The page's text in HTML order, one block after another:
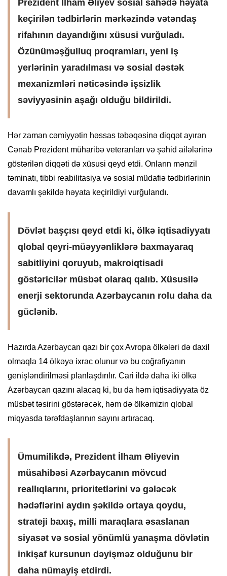
Prezident İlham Əliyev sosial sahədə həyata
keçirilən tədbirlərin mərkəzində vətəndaş
rifahının dayandığını xüsusi vurğuladı.
Özünüməşğulluq proqramları, yeni iş
yerlərinin yaradılması və sosial dəstək
mexanizmləri nəticəsində işsizlik
səviyyəsinin aşağı olduğu bildirildi.
Hər zaman cəmiyyətin həssas təbəqəsinə diqqət ayıran
Cənab Prezident müharibə veteranları və şəhid ailələrinə
göstərilən diqqəti də xüsusi qeyd etdi. Onların mənzil
təminatı, tibbi reabilitasiya və sosial müdafiə tədbirlərinin
davamlı şəkildə həyata keçirildiyi vurğulandı.
Dövlət başçısı qeyd etdi ki, ölkə iqtisadiyyatı
qlobal qeyri-müəyyənliklərə baxmayaraq
sabitliyini qoruyub, makroiqtisadi
göstəricilər müsbət olaraq qalıb. Xüsusilə
enerji sektorunda Azərbaycanın rolu daha da
güclənib.
Hazırda Azərbaycan qazı bir çox Avropa ölkələri də daxil
olmaqla 14 ölkəyə ixrac olunur və bu coğrafiyanın
genişləndirilməsi planlaşdırılır. Cari ildə daha iki ölkə
Azərbaycan qazını alacaq ki, bu da həm iqtisadiyyata öz
müsbət təsirini göstərəcək, həm də ölkəmizin qlobal
miqyasda tərəfdaşlarının sayını artıracaq.
Ümumilikdə, Prezident İlham Əliyevin
müsahibəsi Azərbaycanın mövcud
reallıqlarını, prioritetlərini və gələcək
hədəflərini aydın şəkildə ortaya qoydu,
strateji baxış, milli maraqlara əsaslanan
siyasət və sosial yönümlü yanaşma dövlətin
inkişaf kursunun dəyişməz olduğunu bir
daha nümayiş etdirdi.